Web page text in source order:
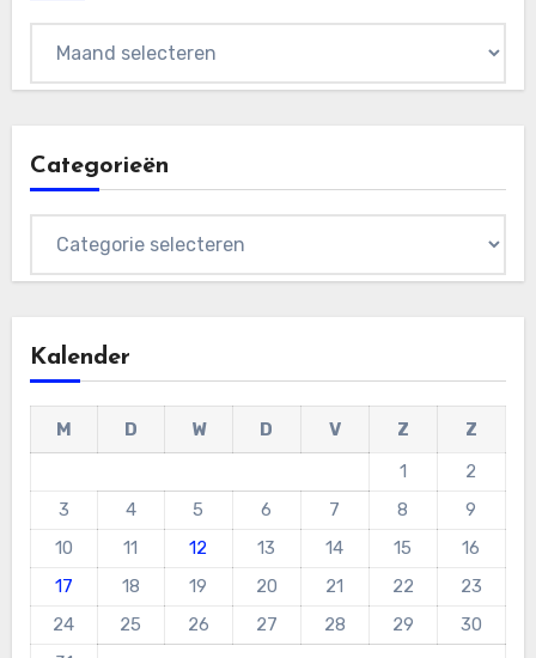
Categorieën
Kalender
M D W D V Z
Z
1
2
3
4 5 6 7 8
9
10
11 12 13 14 15
16
17
18 19 20 21 22
23
24
25 26 27 28 29
30